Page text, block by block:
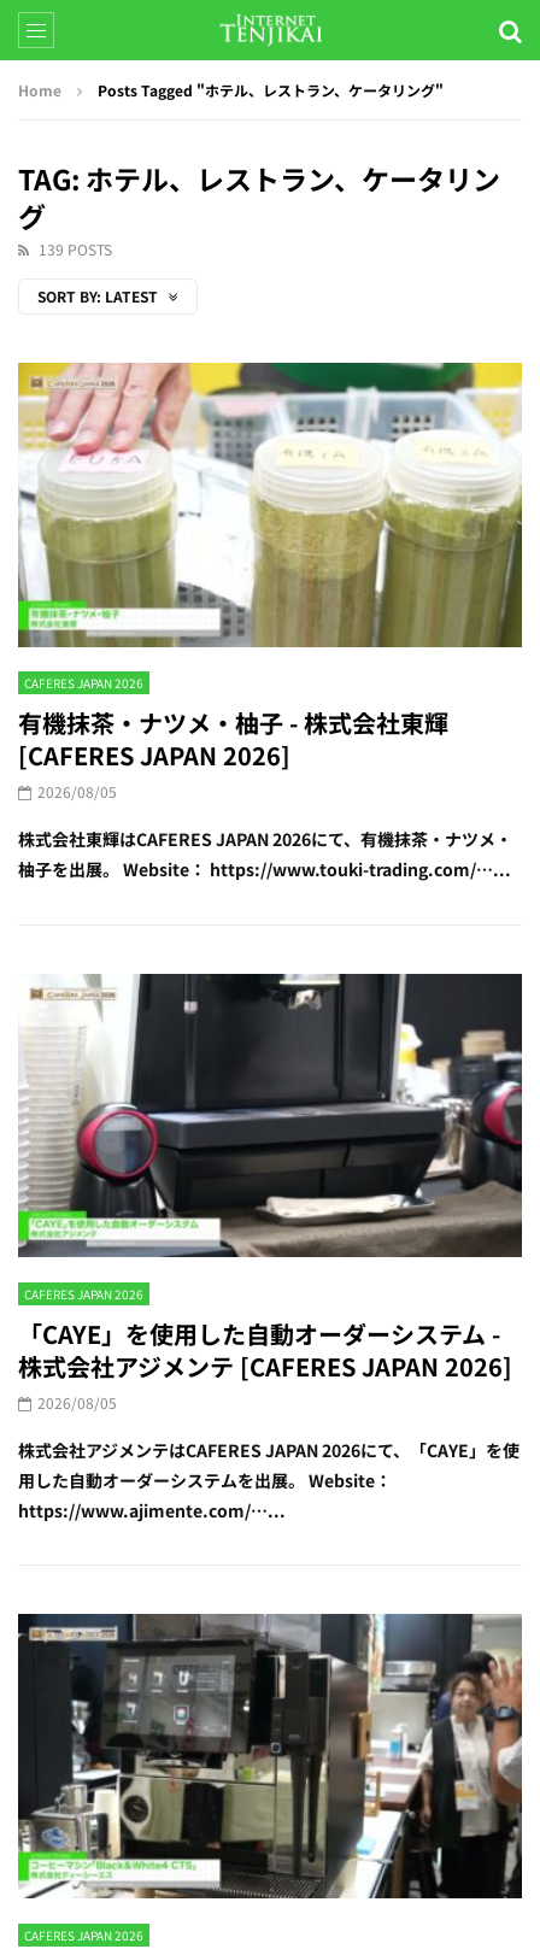
Home Posts Tagged "ホテル、レストラン、ケータリング"
TAG: ホテル、レストラン、ケータリン
グ
139 POSTS
SORT BY: LATEST
CAFERES JAPAN 2026
有機抹茶・ナツメ・柚子 - 株式会社東輝
[CAFERES JAPAN 2026]
2026/08/05
株式会社東輝はCAFERES JAPAN 2026にて、有機抹茶・ナツメ・
柚子を出展。 Website： https://www.touki-trading.com/…...
CAFERES JAPAN 2026
「CAYE」を使用した自動オーダーシステム -
株式会社アジメンテ [CAFERES JAPAN 2026]
2026/08/05
株式会社アジメンテはCAFERES JAPAN 2026にて、「CAYE」を使
用した自動オーダーシステムを出展。 Website：
https://www.ajimente.com/…...
CAFERES JAPAN 2026